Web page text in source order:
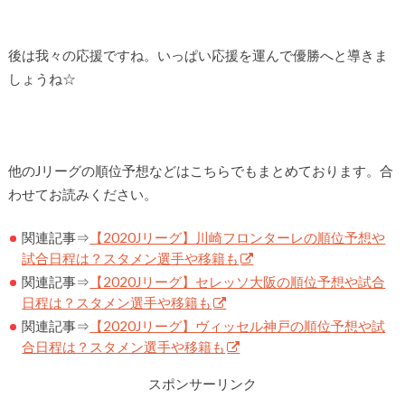
後は我々の応援ですね。いっぱい応援を運んで優勝へと導きま
しょうね☆
他のJリーグの順位予想などはこちらでもまとめております。合
わせてお読みください。
関連記事⇒ 【2020Jリーグ】川崎フロンターレの順位予想や
試合日程は？スタメン選手や移籍も
関連記事⇒ 【2020Jリーグ】セレッソ大阪の順位予想や試合
日程は？スタメン選手や移籍も
関連記事⇒ 【2020Jリーグ】ヴィッセル神戸の順位予想や試
合日程は？スタメン選手や移籍も
スポンサーリンク